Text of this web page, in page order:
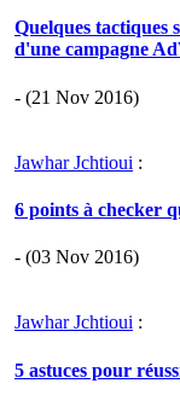
Quelques tactiques
d'une campagne
- (21 Nov 2016)
Jawhar Jchtioui :
6 points à checker
- (03 Nov 2016)
Jawhar Jchtioui :
5 astuces pour